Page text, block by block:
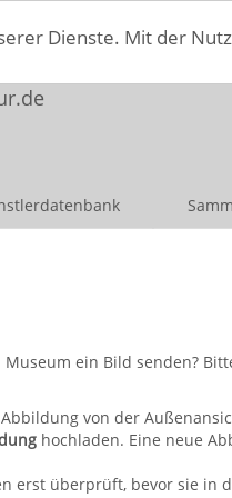
Dienste. Mit der
ein Bild senden?
von der
hochladen. Eine neue
erst überprüft, bevor sie in